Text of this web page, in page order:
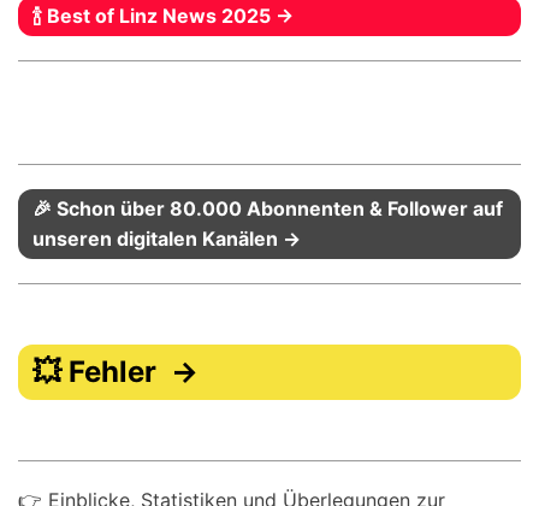
🍾 Best of Linz News 2025 →
🎉 Schon über 80.000 Abonnenten & Follower auf
unseren digitalen Kanälen →
💥 Fehler →
👉 Einblicke, Statistiken und Überlegungen zur